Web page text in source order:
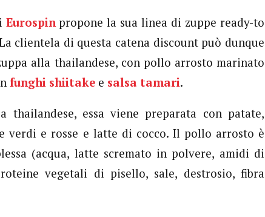
Eurospinpropone la sua linea di zuppe ready-to
clientela di questa catena discount può dunque
alla thailandese, con pollo arrosto marinato
funghi shiitake e salsa tamari.
essa viene preparata con patate,
verdi e rosse e latte di cocco. Il pollo arrosto è
(acqua, latte scremato in polvere, amidi di
vegetali di pisello, sale, destrosio, fibra